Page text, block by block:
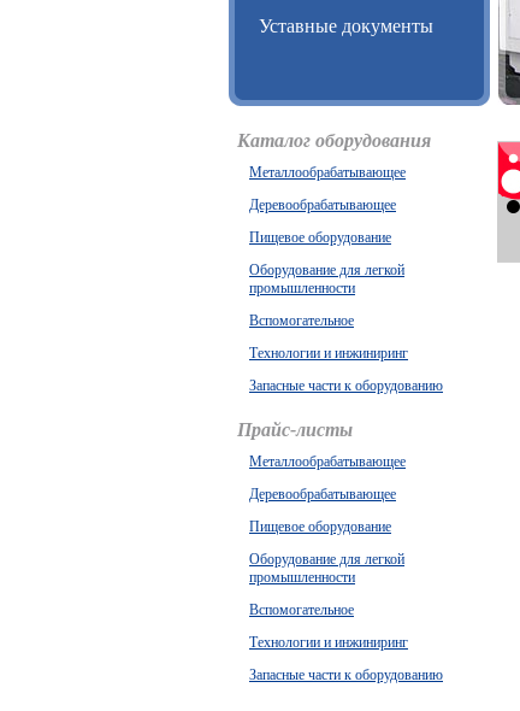
Уставные документы
Каталог оборудования
Металлообрабатывающее
Деревообрабатывающее
Пищевое оборудование
Оборудование для легкой
промышленности
Вспомогательное
Технологии и инжиниринг
Запасные части к оборудованию
Прайс-листы
Металлообрабатывающее
Деревообрабатывающее
Пищевое оборудование
Оборудование для легкой
промышленности
Вспомогательное
Технологии и инжиниринг
Запасные части к оборудованию